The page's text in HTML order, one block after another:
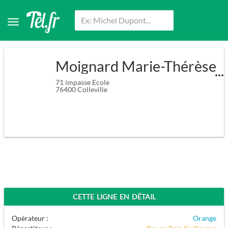
Moignard Marie-Thérèse
71 impasse Ecole
76400Colleville
CETTE LIGNE EN DÉTAIL
Opérateur :
Orange